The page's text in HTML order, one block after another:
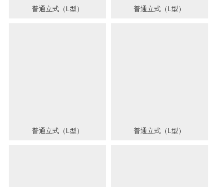
普通立式（L型） 普通立式（L型）
普通立式（L型） 普通立式（L型）